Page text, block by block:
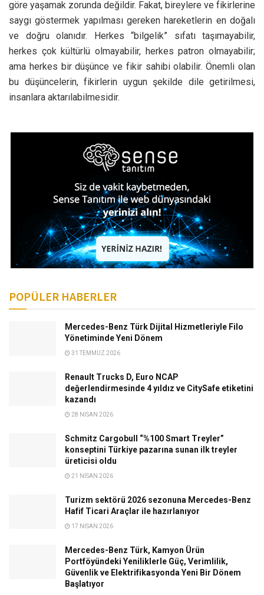
göre yaşamak zorunda değildir. Fakat, bireylere ve fikirlerine
saygı göstermek yapılması gereken hareketlerin en doğalı
ve doğru olanıdır. Herkes “bilgelik” sıfatı taşımayabilir,
herkes çok kültürlü olmayabilir, herkes patron olmayabilir;
ama herkes bir düşünce ve fikir sahibi olabilir. Önemli olan
bu düşüncelerin, fikirlerin uygun şekilde dile getirilmesi,
insanlara aktarılabilmesidir.
POPÜLER HABERLER
Mercedes-Benz Türk Dijital Hizmetleriyle Filo
Yönetiminde Yeni Dönem
31 TEMMUZ 2026
Renault Trucks D, Euro NCAP
değerlendirmesinde 4 yıldız ve CitySafe etiketini
kazandı
28 NISAN 2026
Schmitz Cargobull “%100 Smart Treyler”
konseptini Türkiye pazarına sunan ilk treyler
üreticisi oldu
21 NISAN 2026
Turizm sektörü 2026 sezonuna Mercedes-Benz
Hafif Ticari Araçlar ile hazırlanıyor
17 NISAN 2026
Mercedes-Benz Türk, Kamyon Ürün
Portföyündeki Yeniliklerle Güç, Verimlilik,
Güvenlik ve Elektrifikasyonda Yeni Bir Dönem
Başlatıyor